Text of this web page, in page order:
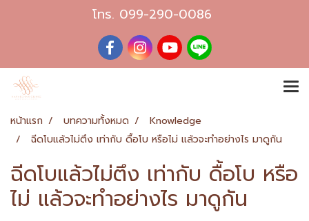
โทร. 099-290-0086
หน้าแรก บทความทั้งหมด
Knowledge
ฉีดโบแล้วไม่ตึง เท่ากับ ดื้อโบ หรือไม่ แล้วจะทำอย่างไร มาดูกัน
ฉีดโบแล้วไม่ตึง เท่ากับ ดื้อโบ หรือ
ไม่ แล้วจะทำอย่างไร มาดูกัน